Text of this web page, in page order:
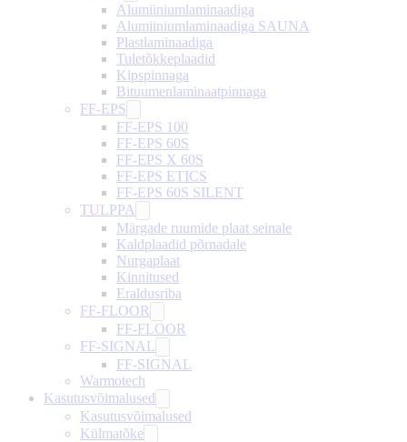
Alumiiniumlaminaadiga
Alumiiniumlaminaadiga SAUNA
Plastlaminaadiga
Tuletõkkeplaadid
Kipspinnaga
Bituumenlaminaatpinnaga
FF-EPS
FF-EPS 100
FF-EPS 60S
FF-EPS X 60S
FF-EPS ETICS
FF-EPS 60S SILENT
TULPPA
Märgade ruumide plaat seinale
Kaldplaadid põrnadale
Nurgaplaat
Kinnitused
Eraldusriba
FF-FLOOR
FF-FLOOR
FF-SIGNAL
FF-SIGNAL
Warmotech
Kasutusvõimalused
Kasutusvõimalused
Külmatõke